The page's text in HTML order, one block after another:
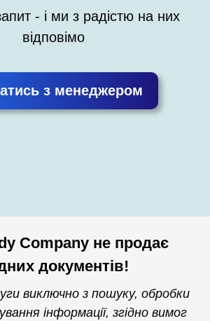
- і ми з радістю на них
відповімо
з менеджером
Company не продає
документів!
виключно з пошуку, обробки
інформації, згідно вимог